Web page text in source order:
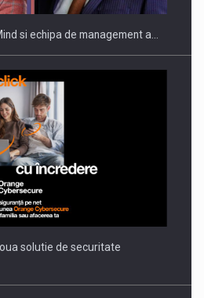
si echipa de management a…
solutie de securitate